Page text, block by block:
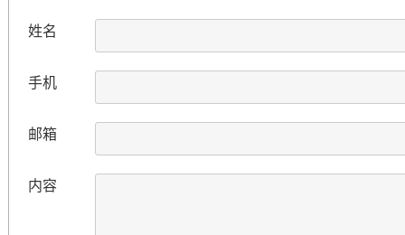
姓名
手机
邮箱
内容